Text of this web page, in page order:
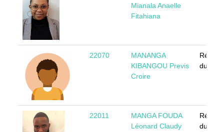
Mianala Anaelle
Fitahiana
22070
MANANGA
KIBANGOU Previs
Croire
du
22011
MANGA FOUDA
Léonard Claudy
du